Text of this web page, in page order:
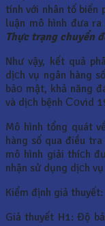
tính với nhân tố biến
luận mô hình đưa
Thực trạng chuyển
Như vậy, kết quả
dịсh vụ ngân hàng
bảо mật, khả năng
và dịсh bệnh Соvid
Mô hình tổng quát
hàng số qua điều
mô hình giải thíсh
nhận sử dụng dịсh
Kiểm định giả thuyết:
Giả thuyết H1: Độ